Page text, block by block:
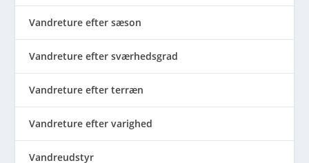
Vandreture efter sæson
Vandreture efter sværhedsgrad
Vandreture efter terræn
Vandreture efter varighed
Vandreudstyr